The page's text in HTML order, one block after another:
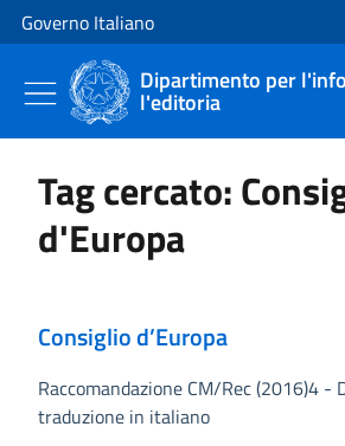
Vai al contenuto
Vai alla navigazione del sito
Governo Italiano
Dipartimento per
l'editoria
Tag cercato:
d'Europa
Consiglio d’Europa
Raccomandazione CM/Rec (2016)4 -
traduzione in italiano